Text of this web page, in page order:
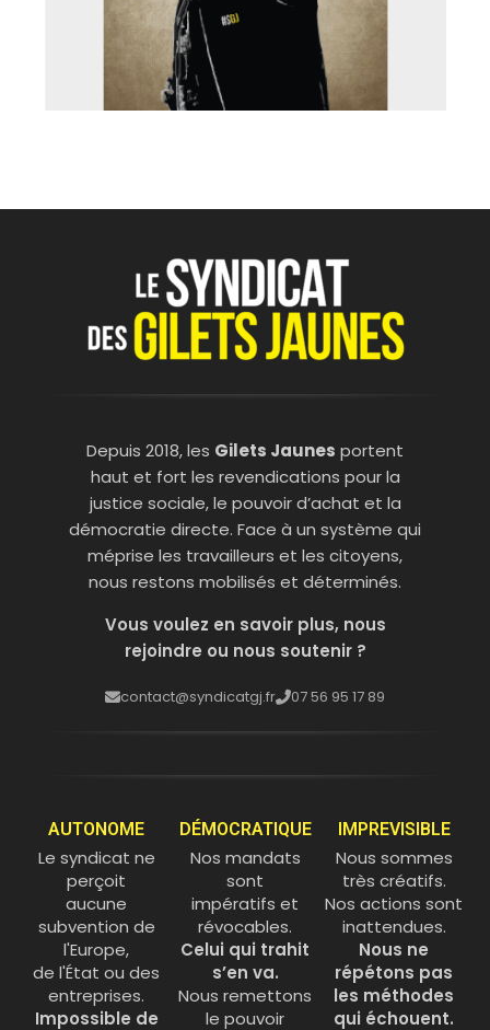
Depuis 2018, les Gilets Jaunes portent
haut et fort les revendications pour la
justice sociale, le pouvoir d’achat et la
démocratie directe. Face à un système qui
méprise les travailleurs et les citoyens,
nous restons mobilisés et déterminés.
Vous voulez en savoir plus, nous
rejoindre ou nous soutenir ?
contact@syndicatgj.fr 07 56 95 17 89
AUTONOME
Le syndicat ne
perçoit
aucune
subvention de
l'Europe,
de l'État ou des
entreprises.
Impossible de
DÉMOCRATIQUE
Nos mandats
sont
impératifs et
révocables.
Celui qui trahit
s’en va.
Nous remettons
le pouvoir
IMPREVISIBLE
Nous sommes
très créatifs.
Nos actions sont
inattendues.
Nous ne
répétons pas
les méthodes
qui échouent.